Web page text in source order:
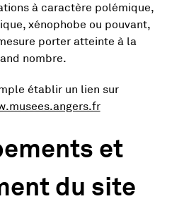
à caractère polémique,
xénophobe ou pouvant,
porter atteinte à la
nombre.
établir un lien sur
, Ouvre une
et
du site